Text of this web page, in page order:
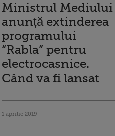
Ministrul Mediului
anunță extinderea
programului
“Rabla” pentru
electrocasnice.
Când va fi lansat
1 aprilie 2019